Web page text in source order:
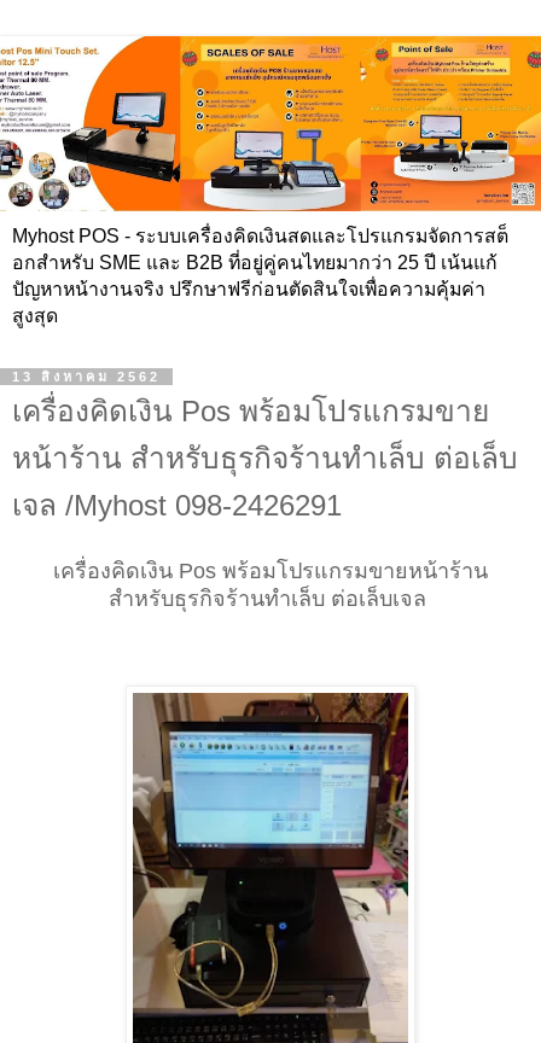
Myhost POS - ระบบเครื่องคิดเงินสดและโปรแกรมจัดการสต็
อกสำหรับ SME และ B2B ที่อยู่คู่คนไทยมากว่า 25 ปี เน้นแก้
ปัญหาหน้างานจริง ปรึกษาฟรีก่อนตัดสินใจเพื่อความคุ้มค่า
สูงสุด
13 สิงหาคม 2562
เครื่องคิดเงิน Pos พร้อมโปรแกรมขาย
หน้าร้าน สำหรับธุรกิจร้านทำเล็บ ต่อเล็บ
เจล /Myhost 098-2426291
เครื่องคิดเงิน Pos พร้อมโปรแกรมขายหน้าร้าน
สำหรับธุรกิจร้านทำเล็บ ต่อเล็บเจล